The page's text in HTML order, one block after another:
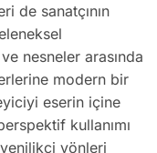
de sanatçının
nesneler arasında
modern bir
eserin içine
kullanımı
yönleri